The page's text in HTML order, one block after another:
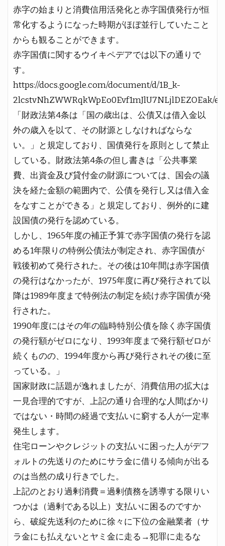
赤字の始まりと消費信用活発化と赤字国債発行が恒
常化するようになった時期がほぼ並行していたこと
からも観ることができます。
赤字国債に関するウイキペデアでは以下の通りで
す。
https://docs.google.com/document/d/1B_k-
2lcstvNhZWWRqkWpEo0Evf1mJlU7NLjlDEZOEak/
「財政法第4条は「国の歳出は、公債又は借入金以
外の歳入を以て、その財源としなければならな
い。」と規定しており、国債発行を原則として禁止
している。財政法第4条の但し書きは「公共事業
費、出資金及び貸付金の財源については、国会の議
決を経た金額の範囲内で、公債を発行し又は借入金
をなすことができる」と規定しており、例外的に建
設国債の発行を認めている。
しかし、1965年度の補正予算で赤字国債の発行を認
める1年限りの特例公債法が制定され、赤字国債が
戦後初めて発行された。その後は10年間は赤字国債
の発行はなかったが、1975年度に再び発行されて以
降は1989年度まで特例法の制定を続け赤字国債が発
行された。
1990年度にはその年の臨時特別公債を除く赤字国債
の発行額がゼロになり、1993年度まで発行額ゼロが
続くものの、1994年度から再び発行されその後に至
っている。」
国家財政に話題が逸れましたが、消費信用の拡大は
一見合理的ですが、上記の通り合理的な人間ばかり
ではない・時間の経過で支払いに窮する人が一定率
発生します。
住宅ローンやクレジットの支払いに困った人がデフ
ォルトの先送りのためにサラ金に借りる傾向が出る
のは当然の成り行きでした。
上記のとおり過剰消費＝過剰債務を誘導する限りい
つかは（過剰である以上）支払いに困るのですか
ら、破綻先送利のために徐々に下位の金融業者（サ
ラ金にも払えないとヤミ金に走る→犯罪に走るな